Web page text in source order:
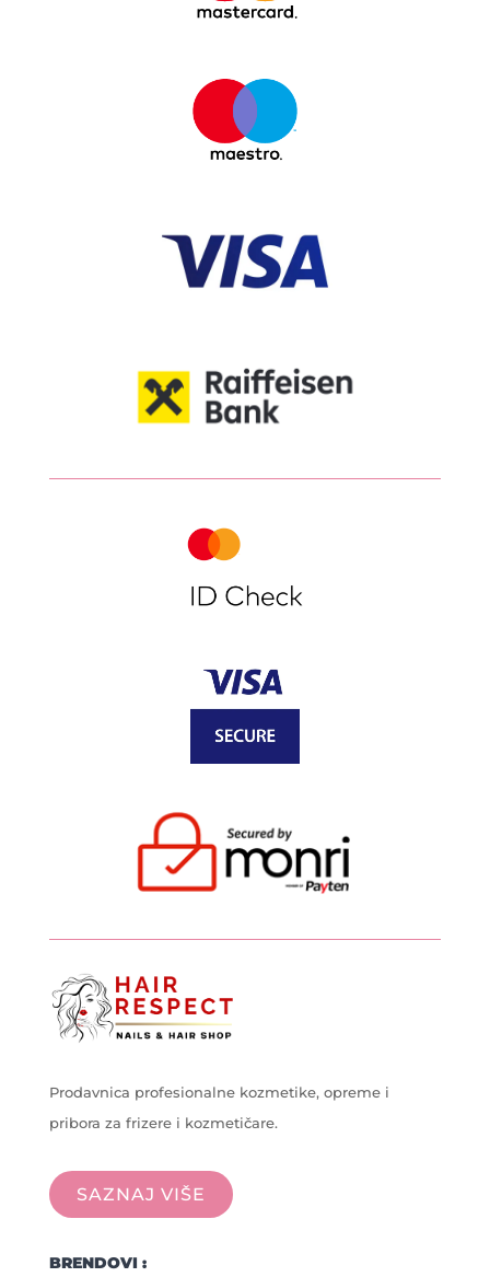
Prodavnica profesionalne kozmetike, opreme i
pribora za frizere i kozmetičare.
SAZNAJ VIŠE
BRENDOVI :